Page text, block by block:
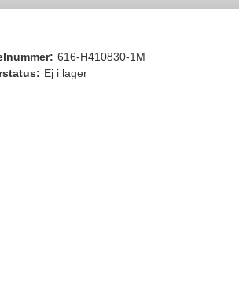
616-H410830-1M
Ej i lager